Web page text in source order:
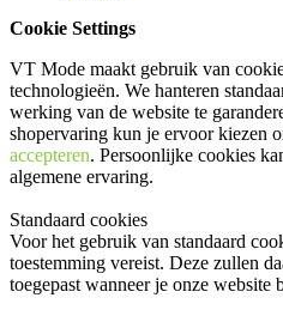
Cookie Settings
VT Mode maakt gebruik van
technologieën. We hanteren
werking van de website te
shopervaring kun je ervoor kiezen
accepteren. Persoonlijke cookies
algemene ervaring.
Standaard cookies
Voor het gebruik van standaard
toestemming vereist. Deze zullen
toegepast wanneer je onze website